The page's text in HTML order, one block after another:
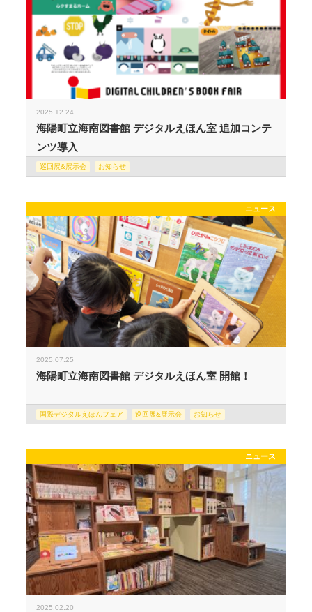
2025.12.24
海陽町立海南図書館 デジタルえほん室 追加コンテ
ンツ導入
巡回展&展示会 お知らせ
ニュース
2025.07.25
海陽町立海南図書館 デジタルえほん室 開館！
国際デジタルえほんフェア 巡回展&展示会 お知らせ
ニュース
2025.02.20